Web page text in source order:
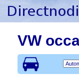
VW